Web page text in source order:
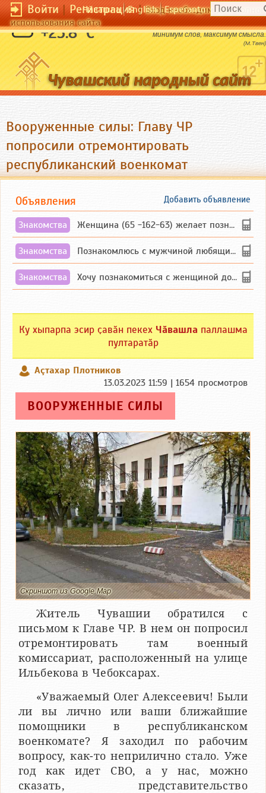
Войти|Регистрация|Вход необходим для
использования сайта
Чӑвашла English Esperanto
+25.8 °C
Правильная дозировка афоризмов:
минимум слов, максимум смысла.
(М.Твен)
Вооруженные силы: Главу ЧР
попросили отремонтировать
республиканский военкомат
Добавить объявление
Объявления
Знакомства Женщина (65 -162-63) желает познакомиться с одиноким, добродушным, без вредных ...
Знакомства Познакомлюсь с мужчиной любящим танцевать и петь на родном чувашском языке
Знакомства Хочу познакомиться с женщиной до 55 лет чувашской или русской национальности дл...
Ку хыпарпа эсир ҫавӑн пекех Чӑвашла паллашма
пултаратӑр
Аçтахар Плотников
13.03.2023 11:59 | 1654 просмотров
ВООРУЖЕННЫЕ СИЛЫ
Скриншот из Google.Map
Житель Чувашии обратился с
письмом к Главе ЧР. В нем он попросил
отремонтировать там военный
комиссариат, расположенный на улице
Ильбекова в Чебоксарах.
«Уважаемый Олег Алексеевич! Были
ли вы лично или ваши ближайшие
помощники в республиканском
военкомате? Я заходил по рабочим
вопросу, как-то неприлично стало. Уже
год как идет СВО, а у нас, можно
сказать, представительство